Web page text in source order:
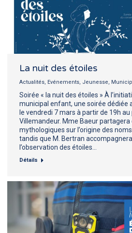
La nuit des étoiles
Actualités, Evénements, Jeunesse,
Soirée « la nuit des étoiles » À
municipal enfant, une soirée dédiée
le vendredi 7 mars à partir de 19h au
Villemandeur. Mme Baeur partagera
mythologiques sur l’origine des
tandis que M. Bertran
l’observation des étoiles…
Détails